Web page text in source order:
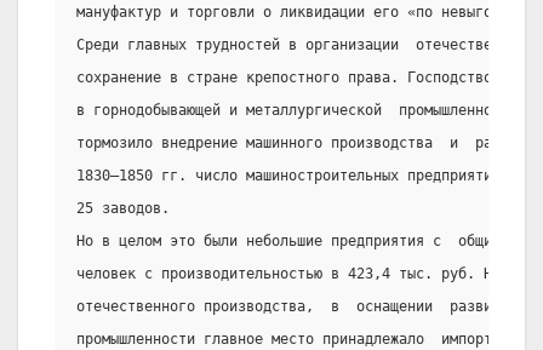
мануфактур и торговли о ликвидации его «по
Среди главных трудностей в организации
сохранение в стране крепостного права. Господство
в горнодобывающей и металлургической  промышленности
тормозило внедрение машинного производства  и
1830—1850 гг. число машиностроительных предприятий в
25 заводов.
Но в целом это были небольшие предприятия с  общим
человек с производительностью в 423,4 тыс. руб.
отечественного производства,  в  оснащении
промышленности главное место принадлежало  импорту